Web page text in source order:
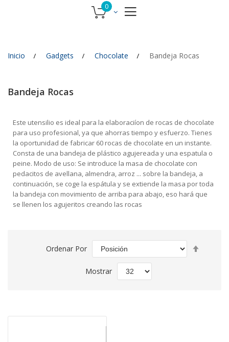
Inicio Gadgets Chocolate Bandeja Rocas
Bandeja Rocas
Este utensilio es ideal para la elaboraciíon de rocas de chocolate
para uso profesional, ya que ahorras tiempo y esfuerzo. Tienes
la oportunidad de fabricar 60 rocas de chocolate en un instante.
Consta de una bandeja de plástico agujereada y una espatula o
peine. Modo de uso: Se introduce la masa de chocolate con
pedacitos de avellana, almendra, arroz ... sobre la bandeja, a
continuación, se coge la espátula y se extiende la masa por toda
la bandeja con movimiento de arriba para abajo, eso hará que
se llenen los agujeritos creando las rocas
Ordenar Por
Mostrar